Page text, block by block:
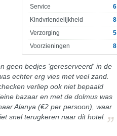
Service
6
Kindvriendelijkheid
8
Verzorging
5
Voorzieningen
8
geen bedjes 'gereserveerd' in de
echter erg vies met veel zand.
verliep ook niet bepaald
bazaar en met de dolmus was
Alanya (€2 per persoon), waar
snel terugkeren naar dit hotel.